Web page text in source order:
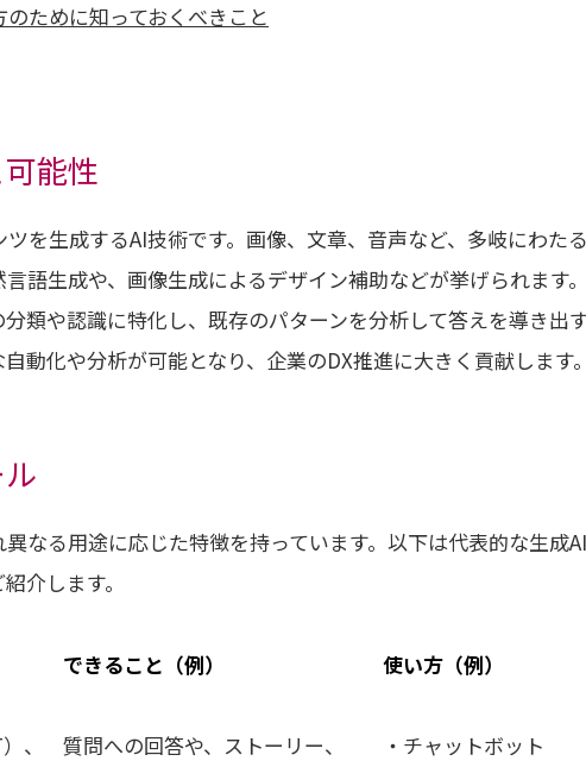
ために知っておくべきこと
能性
を生成するAI技術です。画像、文章、音声など、多岐にわた
語生成や、画像生成によるデザイン補助などが挙げられます
類や認識に特化し、既存のパターンを分析して答えを導き出
動化や分析が可能となり、企業のDX推進に大きく貢献します。
なる用途に応じた特徴を持っています。以下は代表的な生成
介します。
できること（例） 使い方（例）
、
質問への回答や、ストーリー、
・チャットボット